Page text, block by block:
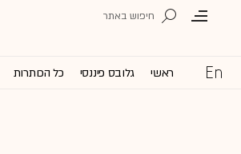
ראשי גלובס פיננסי כל הכותרות